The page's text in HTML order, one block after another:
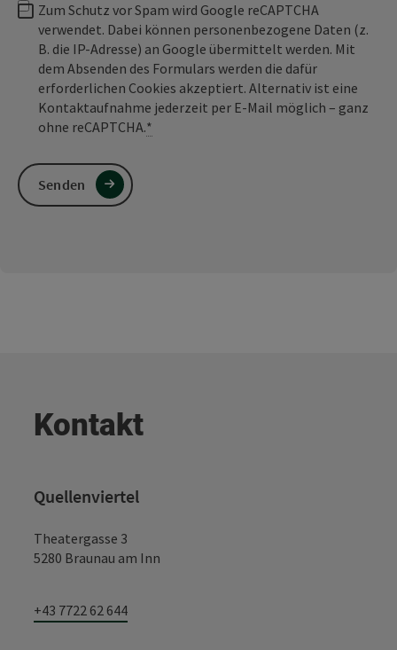
Zum Schutz vor Spam wird Google reCAPTCHA
verwendet. Dabei können personenbezogene Daten (z.
B. die IP-Adresse) an Google übermittelt werden. Mit
dem Absenden des Formulars werden die dafür
erforderlichen Cookies akzeptiert. Alternativ ist eine
Kontaktaufnahme jederzeit per E-Mail möglich – ganz
ohne reCAPTCHA.*
Senden
Kontakt
Quellenviertel
Theatergasse 3
5280 Braunau am Inn
+43 7722 62 644